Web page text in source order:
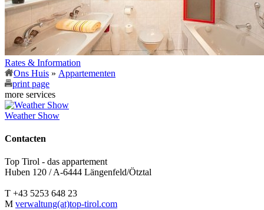
Rates & Information
Ons Huis » Appartementen
print page
more services
Weather Show
Contacten
Top Tirol - das appartement
Huben 120 / A-6444 Längenfeld/Ötztal
T +43 5253 648 23
M verwaltung(at)top-tirol.com